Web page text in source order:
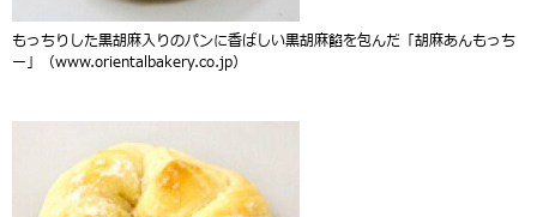
もっちりした黒胡麻入りのパンに香ばしい黒胡麻餡を包んだ「胡麻あんもっち
ー」（www.orientalbakery.co.jp）